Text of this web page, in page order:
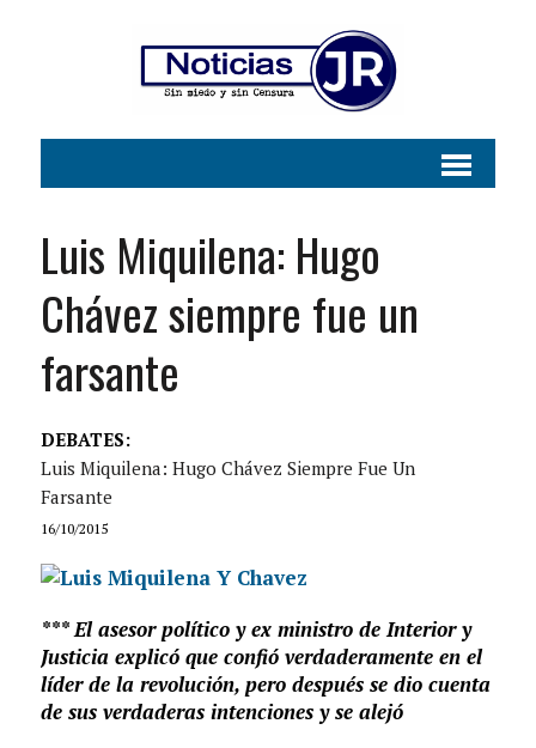
Luis Miquilena: Hugo
Chávez siempre fue un
farsante
DEBATES:
Luis Miquilena: Hugo Chávez Siempre Fue Un
Farsante
16/10/2015
*** El asesor político y ex ministro de Interior y
Justicia explicó que confió verdaderamente en el
líder de la revolución, pero después se dio cuenta
de sus verdaderas intenciones y se alejó